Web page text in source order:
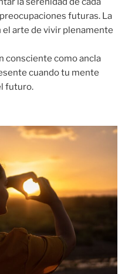
futuras. La
el arte de vivir plenamente
consciente como ancla
cuando tu mente
futuro.